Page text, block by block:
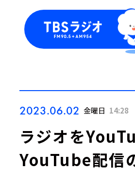
2023.06.02 金曜日 14:28
ラジオを
YouTube配信